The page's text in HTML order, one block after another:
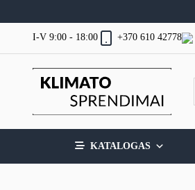
to
I-V 9:00 - 18:00 +370 610 42778
KATALOGAS